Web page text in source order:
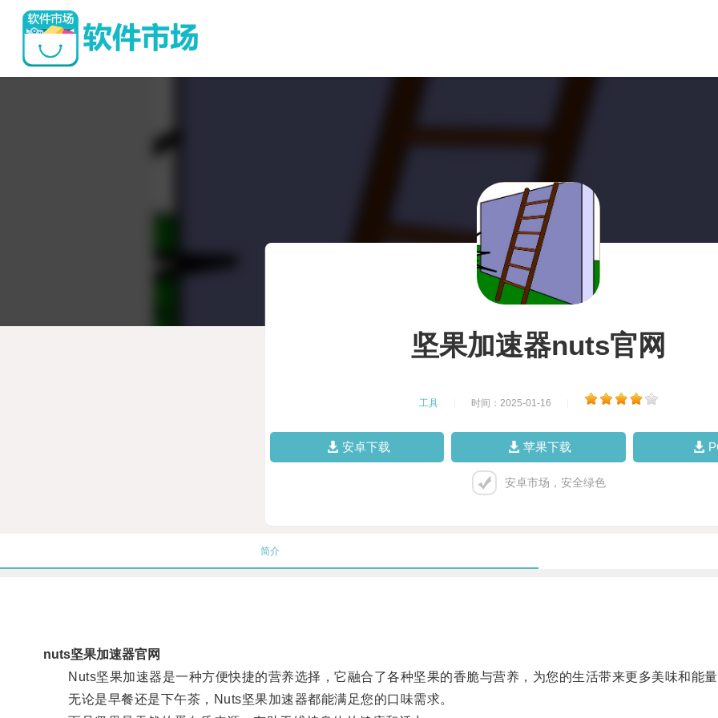
坚果加速器nuts官网
工具 时间：2025-01-16
安卓下载 苹果下载
安卓市场，安全绿色
简介
nuts坚果加速器官网
Nuts坚果加速器是一种方便快捷的营养选择，它融合了各种坚果的香脆与营养，为您的生活带来更多美味和能量
无论是早餐还是下午茶，Nuts坚果加速器都能满足您的口味需求。